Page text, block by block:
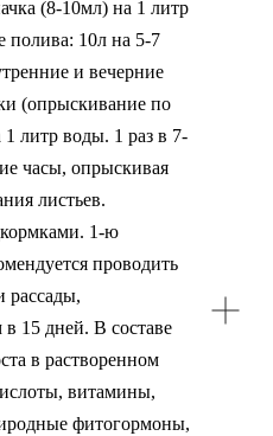
(8-10мл) на 1 литр
полива: 10л на 5-7
и вечерние
(опрыскивание по
литр воды. 1 раз в 7-
часы, опрыскивая
листьев.
1-ю
проводить
рассады,
15 дней. В составе
в растворенном
витамины,
фитогормоны,